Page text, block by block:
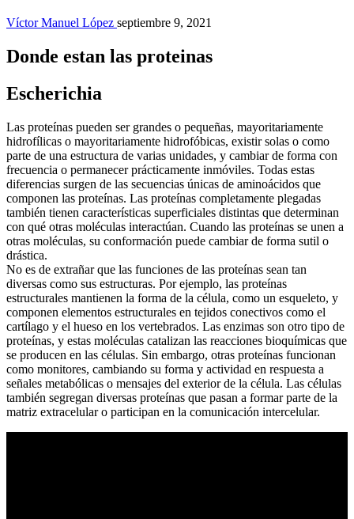
Víctor Manuel López septiembre 9, 2021
Donde estan las proteinas
Escherichia
Las proteínas pueden ser grandes o pequeñas, mayoritariamente
hidrofílicas o mayoritariamente hidrofóbicas, existir solas o como
parte de una estructura de varias unidades, y cambiar de forma con
frecuencia o permanecer prácticamente inmóviles. Todas estas
diferencias surgen de las secuencias únicas de aminoácidos que
componen las proteínas. Las proteínas completamente plegadas
también tienen características superficiales distintas que determinan
con qué otras moléculas interactúan. Cuando las proteínas se unen a
otras moléculas, su conformación puede cambiar de forma sutil o
drástica.
No es de extrañar que las funciones de las proteínas sean tan
diversas como sus estructuras. Por ejemplo, las proteínas
estructurales mantienen la forma de la célula, como un esqueleto, y
componen elementos estructurales en tejidos conectivos como el
cartílago y el hueso en los vertebrados. Las enzimas son otro tipo de
proteínas, y estas moléculas catalizan las reacciones bioquímicas que
se producen en las células. Sin embargo, otras proteínas funcionan
como monitores, cambiando su forma y actividad en respuesta a
señales metabólicas o mensajes del exterior de la célula. Las células
también segregan diversas proteínas que pasan a formar parte de la
matriz extracelular o participan en la comunicación intercelular.